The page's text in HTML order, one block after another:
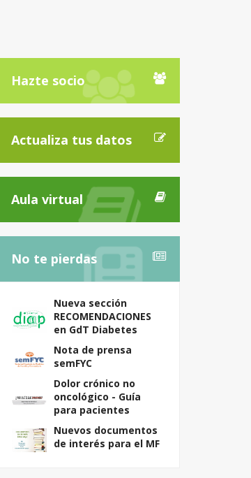
Hazte socio
Actualiza tus datos
Aula virtual
No te pierdas
Nueva sección
RECOMENDACIONES
en GdT Diabetes
Nota de prensa
semFYC
Dolor crónico no
oncológico - Guía
para pacientes
Nuevos documentos
de interés para el MF